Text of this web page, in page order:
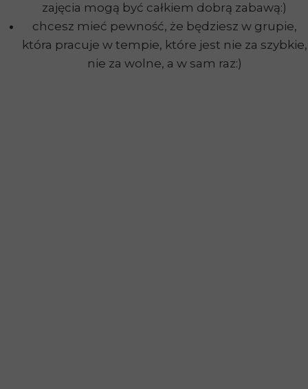
zajęcia mogą być całkiem dobrą zabawą:)
chcesz mieć pewność, że będziesz w grupie,
która pracuje w tempie, które jest nie za szybkie,
nie za wolne, a w sam raz:)